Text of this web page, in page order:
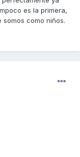
es la primera,
somos como niños.